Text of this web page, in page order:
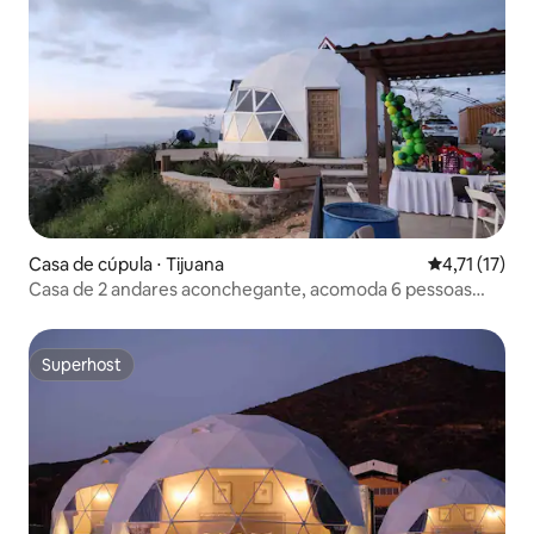
Casa de cúpula ⋅ Tijuana 4,71 de uma
4,71 (17)
Casa de 2 andares aconchegante, acomoda 6 pessoas
Superhost
Superhost